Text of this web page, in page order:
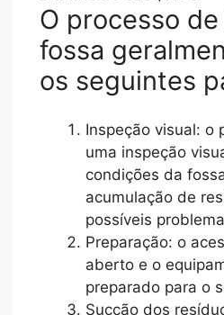
O processo
fossa
os seguintes
Inspeção visual: o
uma inspeção
condições da
acumulação de
possíveis
Preparação: o
aberto e o
preparado para o
Sucção dos